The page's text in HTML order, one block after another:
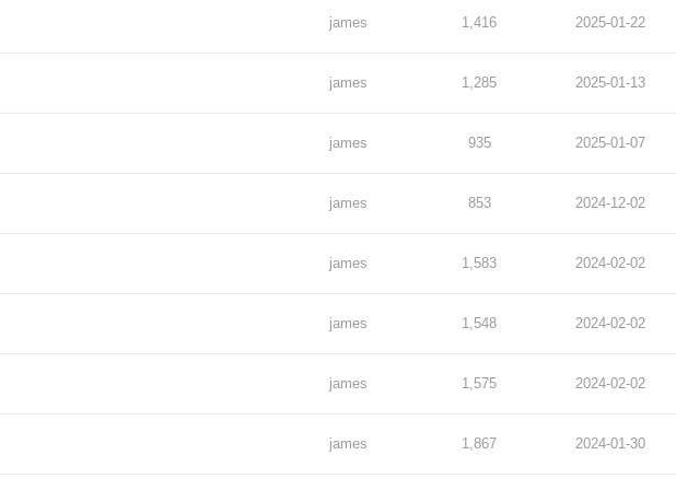
james 1,416 2025-01-22
james 1,285 2025-01-13
james 935 2025-01-07
james 853 2024-12-02
james 1,583 2024-02-02
james 1,548 2024-02-02
james 1,575 2024-02-02
james 1,867 2024-01-30